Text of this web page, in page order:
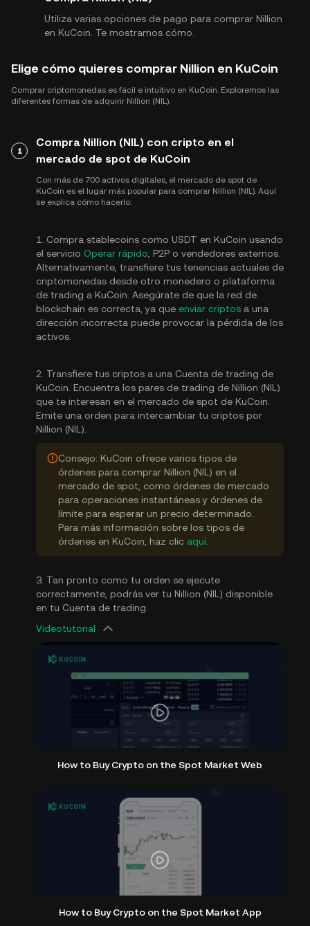
Utiliza varias opciones de pago para comprar Nillion
en KuCoin. Te mostramos cómo.
Elige cómo quieres comprar Nillion en KuCoin
Comprar criptomonedas es fácil e intuitivo en KuCoin. Exploremos las
diferentes formas de adquirir Nillion (NIL).
1
Compra Nillion (NIL) con cripto en el
mercado de spot de KuCoin
Con más de 700 activos digitales, el mercado de spot de
KuCoin es el lugar más popular para comprar Nillion (NIL). Aquí
se explica cómo hacerlo:
1. Compra stablecoins como USDT en KuCoin usando
el servicio Operar rápido , P2P o vendedores externos.
Alternativamente, transfiere tus tenencias actuales de
criptomonedas desde otro monedero o plataforma
de trading a KuCoin. Asegúrate de que la red de
blockchain es correcta, ya que enviar criptos a una
dirección incorrecta puede provocar la pérdida de los
activos.
2. Transfiere tus criptos a una Cuenta de trading de
KuCoin. Encuentra los pares de trading de Nillion (NIL)
que te interesan en el mercado de spot de KuCoin.
Emite una orden para intercambiar tu criptos por
Nillion (NIL).
Consejo: KuCoin ofrece varios tipos de
órdenes para comprar Nillion (NIL) en el
mercado de spot, como órdenes de mercado
para operaciones instantáneas y órdenes de
límite para esperar un precio determinado.
Para más información sobre los tipos de
órdenes en KuCoin, haz clic aquí.
3. Tan pronto como tu orden se ejecute
correctamente, podrás ver tu Nillion (NIL) disponible
en tu Cuenta de trading.
Videotutorial
How to Buy Crypto on the Spot Market Web
How to Buy Crypto on the Spot Market App